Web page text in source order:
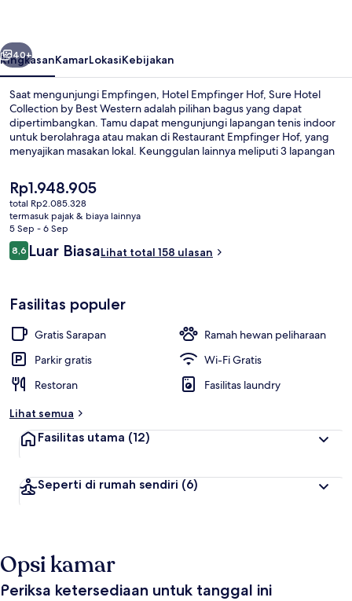
Collection
by
Best
Western
Berikutnya
40+
RingkasanKamarLokasiKebijakan
Saat mengunjungi Empfingen, Hotel Empfinger Hof, Sure Hotel
Collection by Best Western adalah pilihan bagus yang dapat
dipertimbangkan. Tamu dapat mengunjungi lapangan tenis indoor
untuk berolahraga atau makan di Restaurant Empfinger Hof, yang
menyajikan masakan lokal. Keunggulan lainnya meliputi 3 lapangan
Harga
saat
ini
Rp1.948.905
Rp1.948.905
total Rp2.085.328
termasuk pajak & biaya lainnya
5 Sep - 6 Sep
Ulasan
8,68,6 dari 10
Luar BiasaLihat total 158 ulasan
Fasilitas populer
Gratis Sarapan
Ramah hewan peliharaan
Parkir gratis
Wi-Fi Gratis
Restoran
Fasilitas laundry
Lihat semua
Fasilitas utama (12)
Seperti di rumah sendiri (6)
Opsi kamar
Periksa ketersediaan untuk tanggal ini